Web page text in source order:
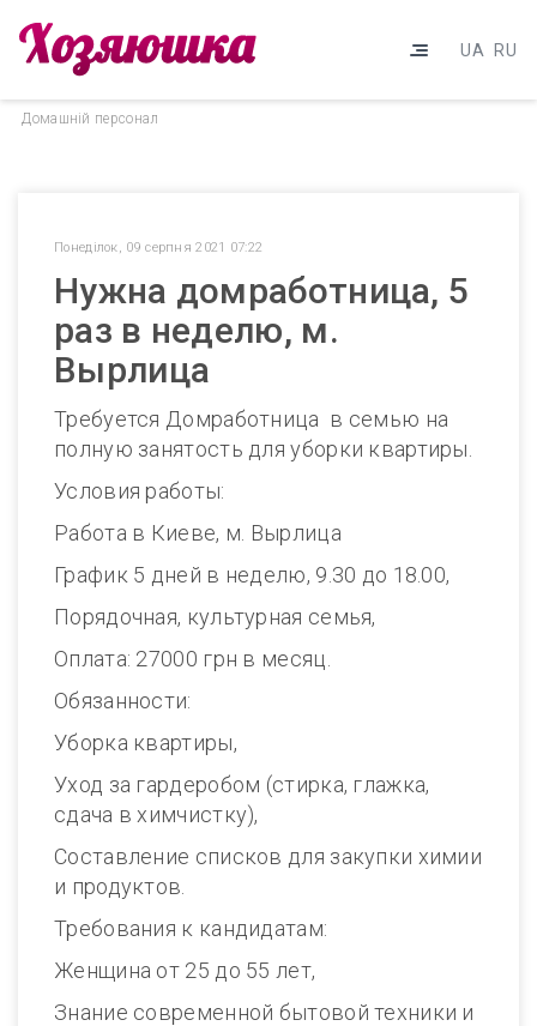
UA RU
Домашнiй персонал
Понеділок, 09 серпня 2021 07:22
Нужна домработница, 5
раз в неделю, м.
Вырлица
Требуется Домработница в семью на
полную занятость для уборки квартиры.
Условия работы:
Работа в Киеве, м. Вырлица
График 5 дней в неделю, 9.30 до 18.00,
Порядочная, культурная семья,
Оплата: 27000 грн в месяц.
Обязанности:
Уборка квартиры,
Уход за гардеробом (стирка, глажка,
сдача в химчистку),
Составление списков для закупки химии
и продуктов.
Требования к кандидатам:
Женщина от 25 до 55 лет,
Знание современной бытовой техники и